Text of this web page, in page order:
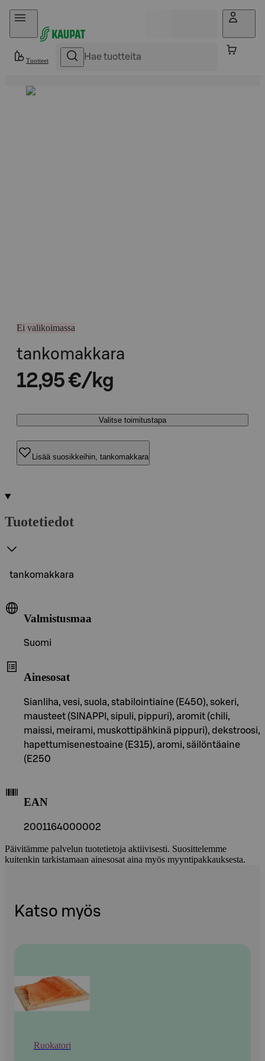
Hyppää sisältöön
Tuotteet
Ei valikoimassa
tankomakkara
12,95 €/kg
Valitse toimitustapa
Lisää suosikkeihin, tankomakkara
Tuotetiedot
tankomakkara
Valmistusmaa
Suomi
Ainesosat
Sianliha, vesi, suola, stabilointiaine (E450), sokeri,
mausteet (SINAPPI, sipuli, pippuri), aromit (chili,
maissi, meirami, muskottipähkinä pippuri), dekstroosi,
hapettumisenestoaine (E315), aromi, säilöntäaine
(E250
EAN
2001164000002
Päivitämme palvelun tuotetietoja aktiivisesti. Suosittelemme
kuitenkin tarkistamaan ainesosat aina myös myyntipakkauksesta.
Katso myös
Ruokatori